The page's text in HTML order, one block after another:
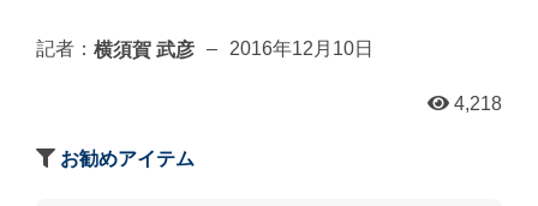
記者： 横須賀 武彦 – 2016年12月10日
4,218
お勧めアイテム